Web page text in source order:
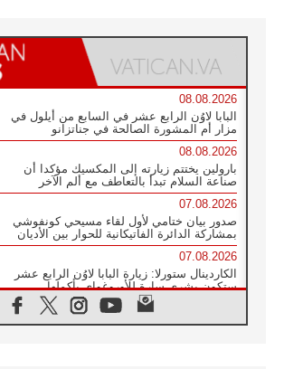
08.08.2026
البابا لاوُن الرابع عشر في السابع من أيلول في
مزار أم المشورة الصالحة في جناتزانو
08.08.2026
بارولين يختتم زيارته إلى المكسيك مؤكدا أن
صناعة السلام تبدأ بالتعاطف مع ألم الآخر
07.08.2026
صدور بيان ختامي لأول لقاء مسيحي كونفوشي
بمشاركة الدائرة الفاتيكانية للحوار بين الأديان
07.08.2026
الكاردينال ستورلا: زيارة البابا لاوُن الرابع عشر
ستكون بشرى سارة للأوروغواي بأكملها
الفاتيكان يعلن برنامج الزيارة الرسولية للبابا لاوُن